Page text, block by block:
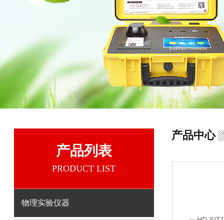
产品列表
PRODUCT LIST
物理实验仪器
产品中心